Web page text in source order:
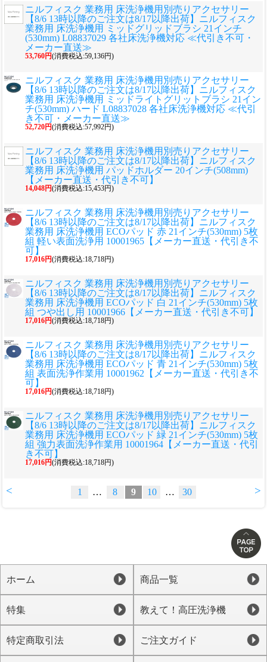
ニルフィスク 業務用 床洗浄機用別売りアクセサリー
【8/6 13時以降のご注文は8/17以降出荷】ニルフィスク
業務用 床洗浄機用 ミッドグリッドブラシ 21インチ
(530mm) L08837029 各社床洗浄機対応 ≪代引き不可・
メーカー直送≫
53,760円(消費税込:59,136円)
ニルフィスク 業務用 床洗浄機用別売りアクセサリー
【8/6 13時以降のご注文は8/17以降出荷】ニルフィスク
業務用 床洗浄機用 ミッドライトグリットブラシ 21イン
チ(530mm) ハード L08837028 各社床洗浄機対応 ≪代引
き不可・メーカー直送≫
52,720円(消費税込:57,992円)
ニルフィスク 業務用 床洗浄機用別売りアクセサリー
【8/6 13時以降のご注文は8/17以降出荷】ニルフィスク
業務用 床洗浄機用 パッドホルダー 20インチ(508mm)
【メーカー直送・代引き不可】
14,048円(消費税込:15,453円)
ニルフィスク 業務用 床洗浄機用別売りアクセサリー
【8/6 13時以降のご注文は8/17以降出荷】ニルフィスク
業務用 床洗浄機用 ECOパッド 赤 21インチ(530mm) 5枚
組 軽い表面洗浄用 10001965【メーカー直送・代引き不
可】
17,016円(消費税込:18,718円)
ニルフィスク 業務用 床洗浄機用別売りアクセサリー
【8/6 13時以降のご注文は8/17以降出荷】ニルフィスク
業務用 床洗浄機用 ECOパッド 白 21インチ(530mm) 5枚
組 つや出し用 10001966【メーカー直送・代引き不可】
17,016円(消費税込:18,718円)
ニルフィスク 業務用 床洗浄機用別売りアクセサリー
【8/6 13時以降のご注文は8/17以降出荷】ニルフィスク
業務用 床洗浄機用 ECOパッド 青 21インチ(530mm) 5枚
組 表面洗浄作業用 10001962【メーカー直送・代引き不
可】
17,016円(消費税込:18,718円)
ニルフィスク 業務用 床洗浄機用別売りアクセサリー
【8/6 13時以降のご注文は8/17以降出荷】ニルフィスク
業務用 床洗浄機用 ECOパッド 緑 21インチ(530mm) 5枚
組 強力表面洗浄作業用 10001964【メーカー直送・代引
き不可】
17,016円(消費税込:18,718円)
< >
1 … 8 9 10 … 30
ホーム 商品一覧
特集 教えて！高圧洗浄機
特定商取引法 ご注文ガイド